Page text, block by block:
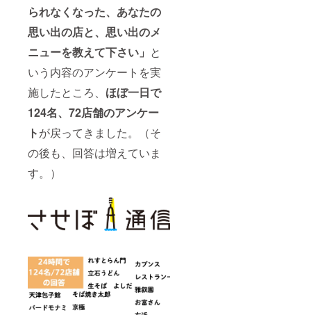
られなくなった、あなたの
思い出の店と、思い出のメ
ニューを教えて下さい」 と
いう内容のアンケートを実
施したところ、 ほぼ一日で
124名、72店舗のアンケー
トが戻ってきました。（そ
の後も、回答は増えていま
す。）